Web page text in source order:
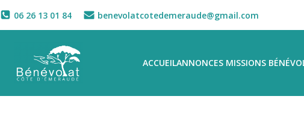
06 26 13 01 84 benevolatcotedemeraude@gmail.com
ACCUEILANNONCES MISSIONS